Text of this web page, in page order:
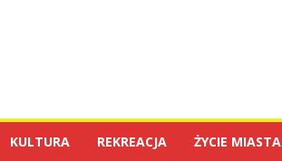
KULTURA REKREACJA ŻYCIE MIASTA